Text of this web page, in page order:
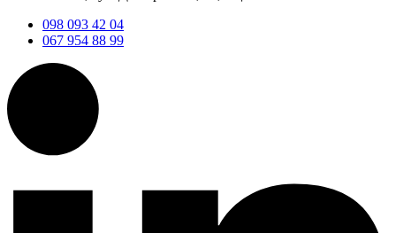
098 093 42 04
067 954 88 99